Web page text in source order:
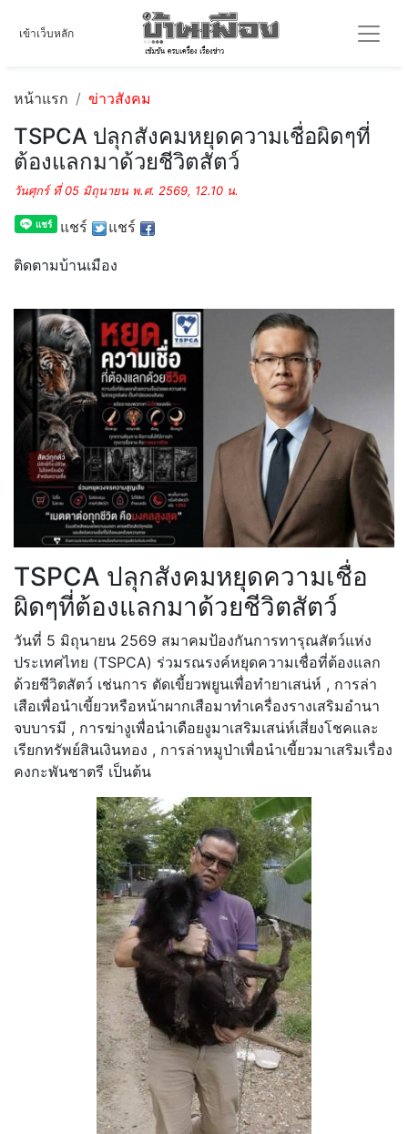
เข้าเว็บหลัก
หน้าแรก ข่าวสังคม
TSPCA ปลุกสังคมหยุดความเชื่อผิดๆที่
ต้องแลกมาด้วยชีวิตสัตว์
วันศุกร์ ที่ 05 มิถุนายน พ.ศ. 2569, 12.10 น.
แชร์ แชร์
ติดตามบ้านเมือง
TSPCA ปลุกสังคมหยุดความเชื่อ
ผิดๆที่ต้องแลกมาด้วยชีวิตสัตว์
วันที่ 5 มิถุนายน 2569 สมาคมป้องกันการทารุณสัตว์แห่ง
ประเทศไทย (TSPCA) ร่วมรณรงค์หยุดความเชื่อที่ต้องแลก
ด้วยชีวิตสัตว์ เช่นการ ตัดเขี้ยวพยูนเพื่อทำยาเสน่ห์ , การล่า
เสือเพื่อนำเขี้ยวหรือหน้าผากเสือมาทำเครื่องรางเสริมอำนา
จบบารมี , การฆ่างูเพื่อนำเดือยงูมาเสริมเสน่ห์เสี่ยงโชคและ
เรียกทรัพย์สินเงินทอง , การล่าหมูป่าเพื่อนำเขี้ยวมาเสริมเรื่อง
คงกะพันชาตรี เป็นต้น